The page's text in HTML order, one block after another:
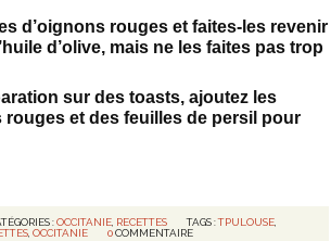
d’oignons rouges et faites-les revenir
d’olive, mais ne les faites pas trop
sur des toasts, ajoutez les
rouges et des feuilles de persil pour
:OCCITANIE, RECETTES TAGS :TPULOUSE,
,OCCITANIE 0 COMMENTAIRE